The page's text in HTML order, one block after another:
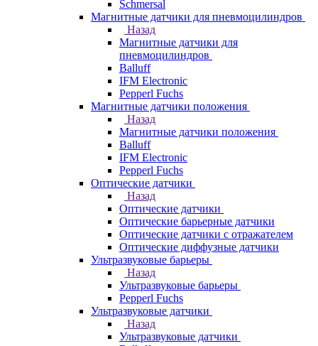
Schmersal
Магнитные датчики для пневмоцилиндров
Назад
Магнитные датчики для
пневмоцилиндров
Balluff
IFM Electronic
Pepperl Fuchs
Магнитные датчики положения
Назад
Магнитные датчики положения
Balluff
IFM Electronic
Pepperl Fuchs
Оптические датчики
Назад
Оптические датчики
Оптические барьерные датчики
Оптические датчики с отражателем
Оптические диффузные датчики
Ультразвуковые барьеры
Назад
Ультразвуковые барьеры
Pepperl Fuchs
Ультразвуковые датчики
Назад
Ультразвуковые датчики